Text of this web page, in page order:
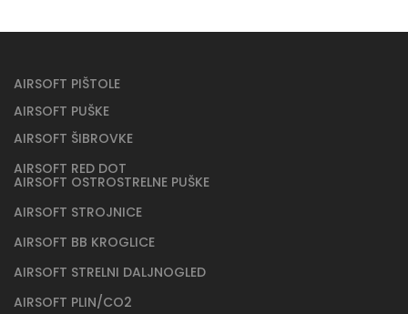
AIRSOFT PIŠTOLE
AIRSOFT PUŠKE
AIRSOFT ŠIBROVKE
AIRSOFT RED DOT
AIRSOFT OSTROSTRELNE PUŠKE
AIRSOFT STROJNICE
AIRSOFT BB KROGLICE
AIRSOFT STRELNI DALJNOGLED
AIRSOFT PLIN/CO2